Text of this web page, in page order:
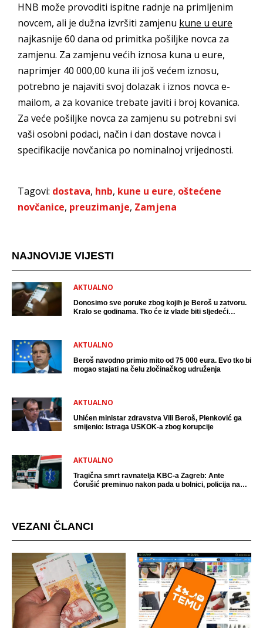
HNB može provoditi ispitne radnje na primljenim
novcem, ali je dužna izvršiti zamjenu kune u eure
najkasnije 60 dana od primitka pošiljke novca za
zamjenu. Za zamjenu većih iznosa kuna u eure,
naprimjer 40 000,00 kuna ili još većem iznosu,
potrebno je najaviti svoj dolazak i iznos novca e-
mailom, a za kovanice trebate javiti i broj kovanica.
Za veće pošiljke novca za zamjenu su potrebni svi
vaši osobni podaci, način i dan dostave novca i
specifikacije novčanica po nominalnoj vrijednosti.
Tagovi: dostava, hnb, kune u eure, oštećene
novčanice, preuzimanje, Zamjena
NAJNOVIJE VIJESTI
AKTUALNO
Donosimo sve poruke zbog kojih je Beroš u zatvoru.
Kralo se godinama. Tko će iz vlade biti sljedeći
AKTUALNO
Beroš navodno primio mito od 75 000 eura. Evo tko bi
mogao stajati na čelu zločinačkog udruženja
AKTUALNO
Uhićen ministar zdravstva Vili Beroš, Plenković ga
smijenio: Istraga USKOK-a zbog korupcije
AKTUALNO
Tragična smrt ravnatelja KBC-a Zagreb: Ante
Ćorušić preminuo nakon pada u bolnici, policija na
VEZANI ČLANCI